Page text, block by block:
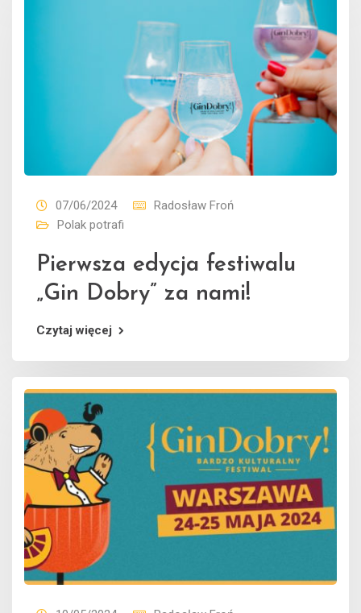
07/06/2024
Radosław Froń
Polak potrafi
Pierwsza edycja festiwalu
„Gin Dobry” za nami!
Czytaj więcej